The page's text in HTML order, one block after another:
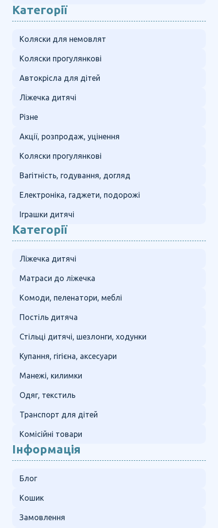
Категорії
Коляски для немовлят
Коляски прогулянкові
Автокрісла для дітей
Ліжечка дитячі
Різне
Акції, розпродаж, уцінення
Коляски прогулянкові
Вагітність, годування, догляд
Електроніка, гаджети, подорожі
Іграшки дитячі
Категорії
Ліжечка дитячі
Матраси до ліжечка
Комоди, пеленатори, меблі
Постіль дитяча
Стільці дитячі, шезлонги, ходунки
Купання, гігієна, аксесуари
Манежі, килимки
Одяг, текстиль
Транспорт для дітей
Комісійні товари
Інформація
Блог
Кошик
Замовлення